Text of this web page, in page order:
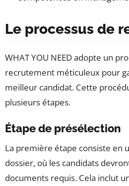
Le processus de
WHAT YOU NEED adopte un
recrutement méticuleux pour
meilleur candidat. Cette
plusieurs étapes.
Étape de présélection
La première étape consiste en
dossier, où les candidats
documents requis. Cela inclut